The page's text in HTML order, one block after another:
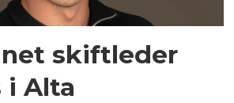
skiftleder
i Alta